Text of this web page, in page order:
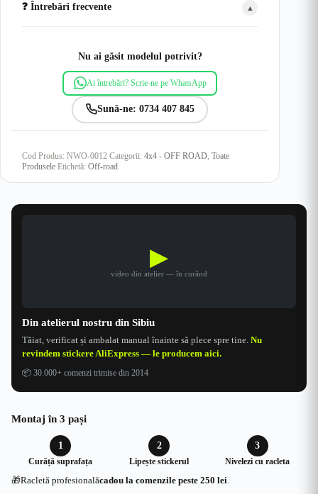
❓ Întrebări frecvente ▲
Nu ai găsit modelul potrivit?
Ai întrebări? Scrie-ne pe WhatsApp
Sună-ne: 0734 407 845
Cod Produs: NWO-0012 Categorii: 4x4 - OFF ROAD, Toate
Produsele Etichetă: Off-road
▶
video din atelier — în curând
Din atelierul nostru din Sibiu
Tăiat, verificat și ambalat manual înainte să plece spre tine. Nu
revindem stickere AliExpress — le producem aici.
📦 30.000+ comenzi trimise din 2014
Montaj în 3 pași
1
Curăță suprafața
2
Lipește stickerul
3
Nivelezi cu racleta
🎁Racletă profesionalăcadou la comenzile peste 250 lei